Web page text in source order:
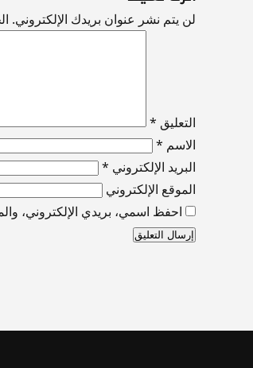
لن يتم نشر عنوان بريدك الإلكتروني.
التعليق *
الاسم *
البريد الإلكتروني *
الموقع الإلكتروني
احفظ اسمي، بريدي الإلكتروني،